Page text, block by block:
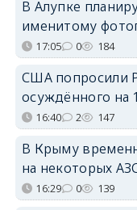
В Алупке
именитому
17:05 0 184
США попросили
осуждённого на
16:40 2 147
В Крыму
на некоторых
16:29 0 139